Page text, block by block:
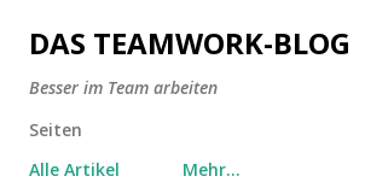
Direkt zum Hauptbereich
DAS TEAMWORK-BLOG
Besser im Team arbeiten
Seiten
Alle Artikel
Mehr…